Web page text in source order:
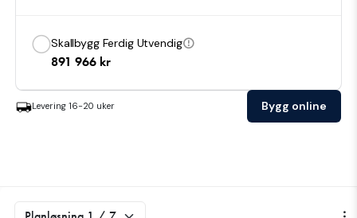
Skallbygg Ferdig Utvendig
891 966 kr
Levering 16-20 uker Bygg online